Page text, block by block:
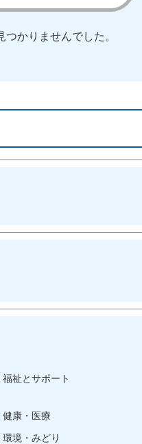
かりませんでした。
福祉とサポート
健康・医療
環境・みどり